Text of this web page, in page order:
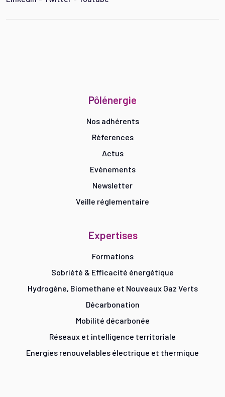
Pôlénergie
Nos adhérents
Réferences
Actus
Evénements
Newsletter
Veille réglementaire
Expertises
Formations
Sobriété & Efficacité énergétique
Hydrogène, Biomethane et Nouveaux Gaz Verts
Décarbonation
Mobilité décarbonée
Réseaux et intelligence territoriale
Energies renouvelables électrique et thermique